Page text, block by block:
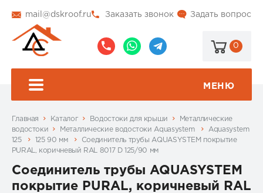
mail@dskroof.ru Задать вопрос
Заказать звонок
0
МЕНЮ
Главная Каталог Водостоки для крыши
Металлические
водостоки
Металлические водостоки Aquasystem
Aquasystem
125
125 90 мм
Соединитель трубы AQUASYSTEM покрытие
PURAL, коричневый RAL 8017 D 125/90 мм
Соединитель трубы AQUASYSTEM
покрытие PURAL, коричневый RAL